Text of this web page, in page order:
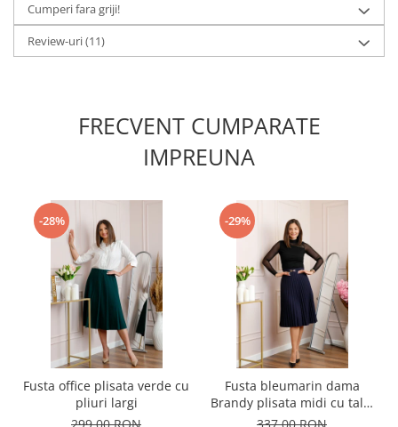
Cumperi fara griji!
Review-uri(11)
FRECVENT CUMPARATE
IMPREUNA
-28%
Fusta office plisata verde cu
pliuri largi
-29%
Fusta bleumarin dama
Brandy plisata midi cu talie
elastica